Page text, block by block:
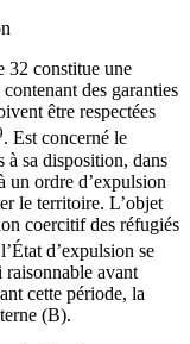
32 constitue une
des garanties
être respectées
. Est concerné le
à sa disposition, dans
un ordre d’expulsion
le territoire. L’objet
coercitif des réfugiés
d’expulsion se
avant
cette période, la
(B).